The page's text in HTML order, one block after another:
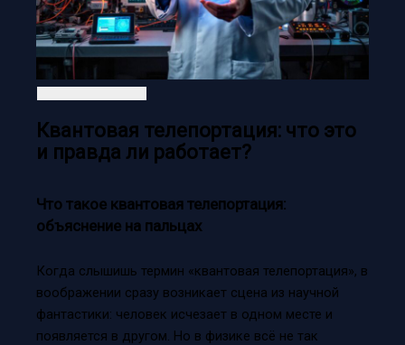
Квантовая телепортация: что это
и правда ли работает?
Что такое квантовая телепортация:
объяснение на пальцах
Когда слышишь термин «квантовая телепортация», в
воображении сразу возникает сцена из научной
фантастики: человек исчезает в одном месте и
появляется в другом. Но в физике всё не так